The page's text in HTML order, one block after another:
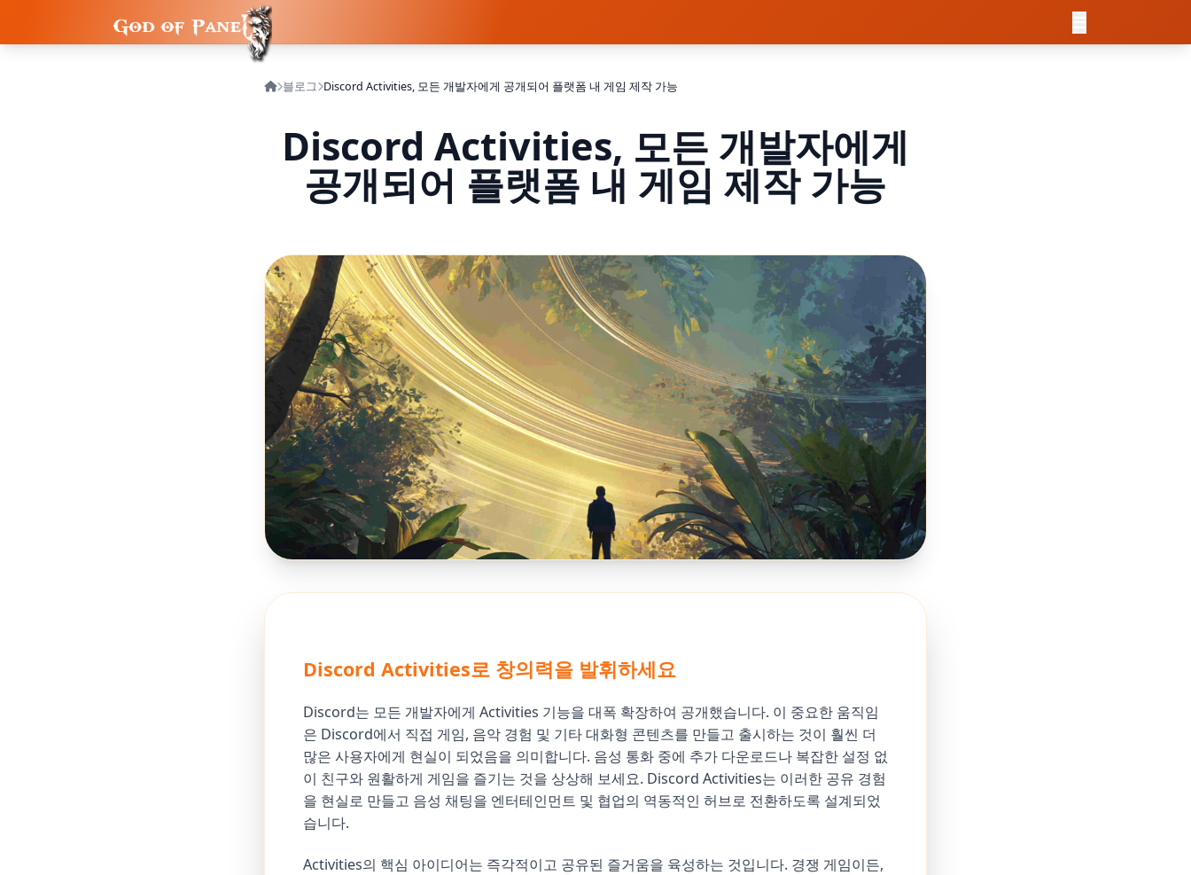
블로그 Discord Activities, 모든 개발자에게 공개되어 플랫폼 내 게임 제작 가능
Discord Activities, 모든 개발자에게
공개되어 플랫폼 내 게임 제작 가능
Discord Activities로 창의력을 발휘하세요
Discord는 모든 개발자에게 Activities 기능을 대폭 확장하여 공개했습니다. 이 중요한 움직임
은 Discord에서 직접 게임, 음악 경험 및 기타 대화형 콘텐츠를 만들고 출시하는 것이 훨씬 더
많은 사용자에게 현실이 되었음을 의미합니다. 음성 통화 중에 추가 다운로드나 복잡한 설정 없
이 친구와 원활하게 게임을 즐기는 것을 상상해 보세요. Discord Activities는 이러한 공유 경험
을 현실로 만들고 음성 채팅을 엔터테인먼트 및 협업의 역동적인 허브로 전환하도록 설계되었
습니다.
Activities의 핵심 아이디어는 즉각적이고 공유된 즐거움을 육성하는 것입니다. 경쟁 게임이든,